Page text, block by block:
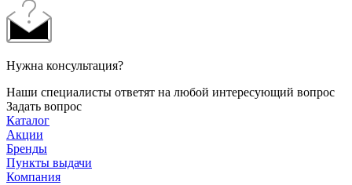
Нужна консультация?
Наши специалисты ответят на любой интересующий вопрос
Задать вопрос
Каталог
Акции
Бренды
Пункты выдачи
Компания